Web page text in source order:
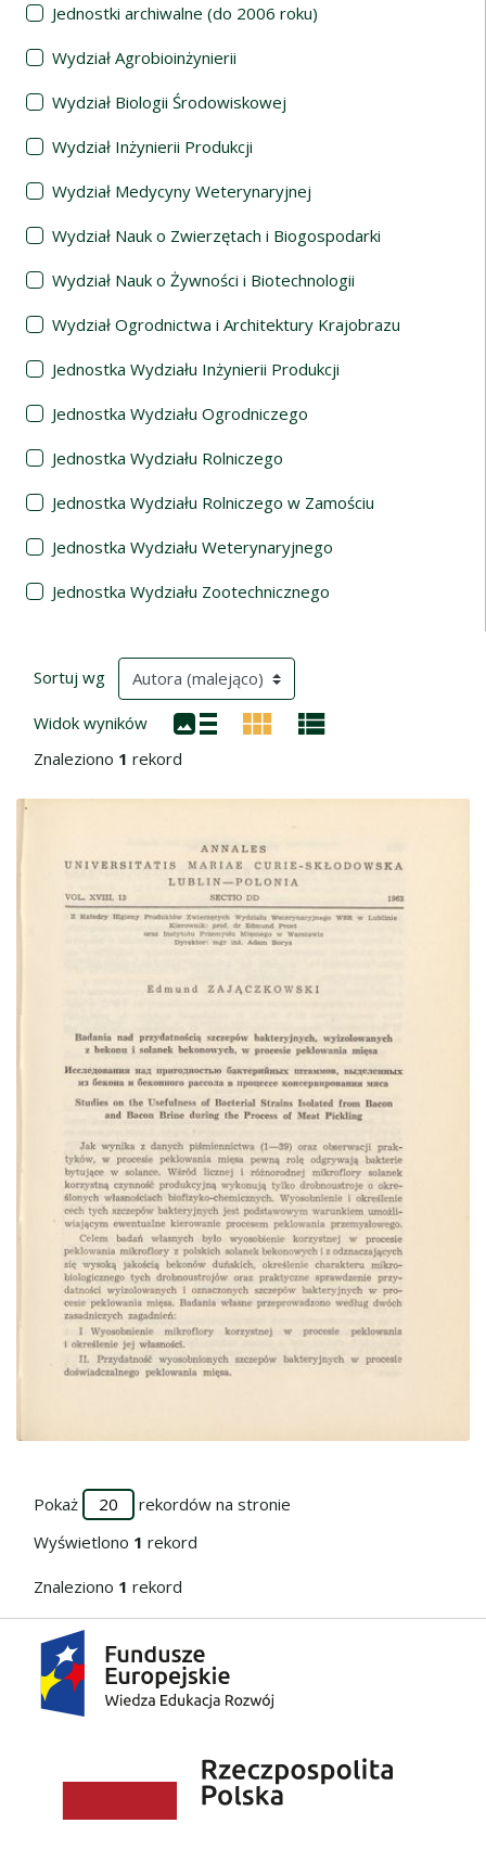
Jednostki archiwalne (do 2006 roku)
Wydział Agrobioinżynierii
Wydział Biologii Środowiskowej
Wydział Inżynierii Produkcji
Wydział Medycyny Weterynaryjnej
Wydział Nauk o Zwierzętach i Biogospodarki
Wydział Nauk o Żywności i Biotechnologii
Wydział Ogrodnictwa i Architektury Krajobrazu
Jednostka Wydziału Inżynierii Produkcji
Jednostka Wydziału Ogrodniczego
Jednostka Wydziału Rolniczego
Jednostka Wydziału Rolniczego w Zamościu
Jednostka Wydziału Weterynaryjnego
Jednostka Wydziału Zootechnicznego
Wyniki wyszukiwania
Sortuj wg (automatyczne przeładowanie treści)
Widok wyników
Znaleziono 1 rekord
Pokaż
rekordów na stronie
Wyświetlono 1 rekord
Znaleziono 1 rekord